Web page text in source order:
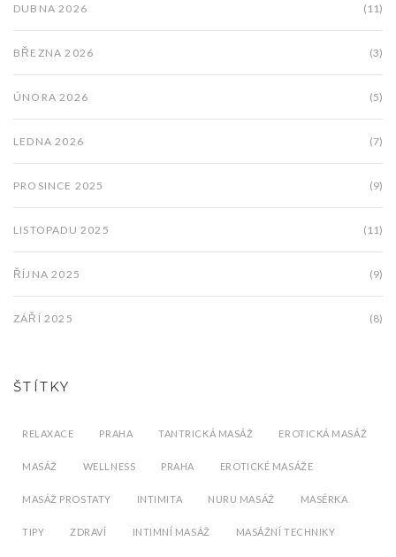
DUBNA 2026 (11)
BŘEZNA 2026 (3)
ÚNORA 2026 (5)
LEDNA 2026 (7)
PROSINCE 2025 (9)
LISTOPADU 2025 (11)
ŘÍJNA 2025 (9)
ZÁŘÍ 2025 (8)
ŠTÍTKY
RELAXACE PRAHA TANTRICKÁ MASÁŽ EROTICKÁ MASÁŽ
MASÁŽ WELLNESS PRAHA EROTICKÉ MASÁŽE
MASÁŽ PROSTATY INTIMITA NURU MASÁŽ MASÉRKA
TIPY ZDRAVÍ INTIMNÍ MASÁŽ MASÁŽNÍ TECHNIKY